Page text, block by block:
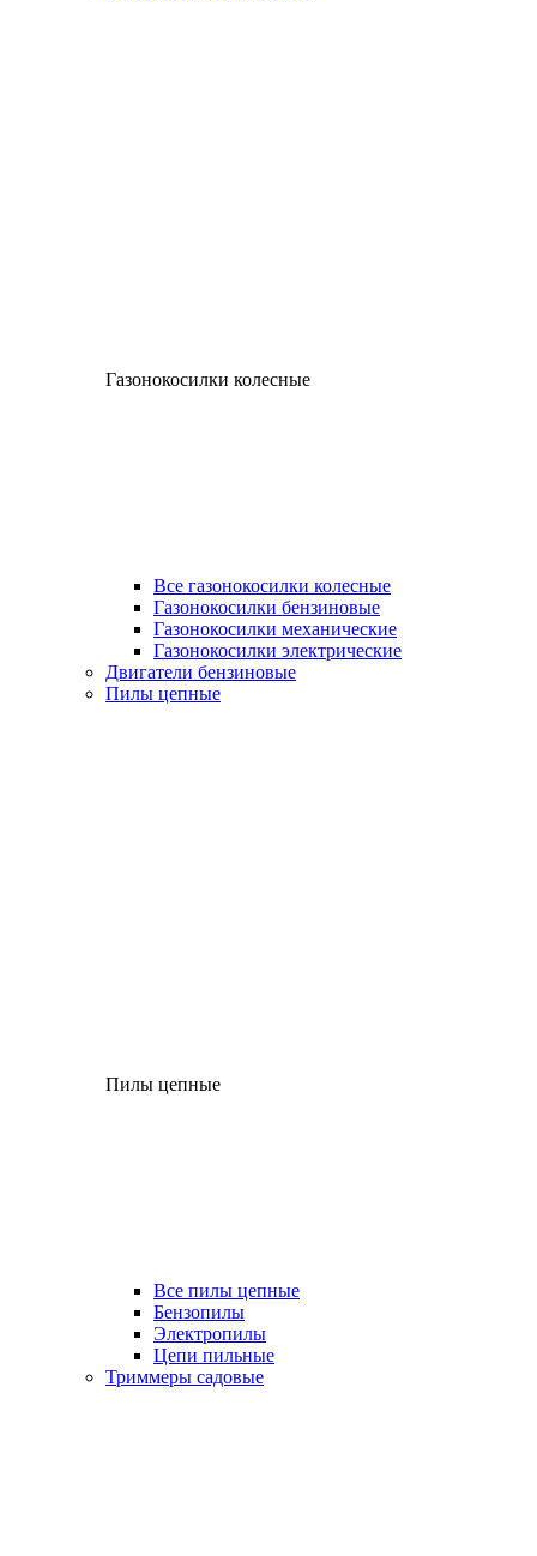
Газонокосилки колесные
Все газонокосилки колесные
Газонокосилки бензиновые
Газонокосилки механические
Газонокосилки электрические
Двигатели бензиновые
Пилы цепные
Пилы цепные
Все пилы цепные
Бензопилы
Электропилы
Цепи пильные
Триммеры садовые